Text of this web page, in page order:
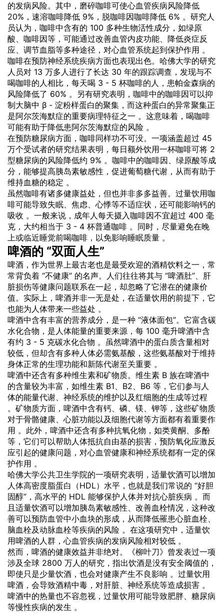
的发病风险。其中，磨碎咖啡可使心血管疾病风险降低
20%，速溶咖啡降低 9%，脱咖啡因咖啡降低 6% 。研究人
员认为，咖啡中含有的 100 多种生物活性成分，如绿原
酸、咖啡因等，可能通过改善血管内皮功能、降低炎症反
应、调节血脂等多种途径，对心血管系统起到保护作用 。
咖啡在预防神经系统疾病方面也表现出色。哈佛大学的研究
人员对 13 万多人进行了长达 30 年的跟踪调查，发现与不
喝咖啡的人相比，每天喝 3 - 5 杯咖啡的人，患帕金森病的
风险降低了 60% 。另有研究表明，咖啡中的咖啡因可以抑
制大脑中 β - 淀粉样蛋白的聚集，而这种蛋白的异常聚集正
是阿尔茨海默症的重要病理特征之一 。这意味着，喝咖啡
可能有助于降低患阿尔茨海默症的风险 。
在预防糖尿病方面，咖啡同样功不可没。一项涵盖超过 45
万个受试者的研究结果表明，每日额外饮用一杯咖啡可将 2
型糖尿病的风险降低约 9% 。咖啡中的咖啡因、绿原酸等成
分，能够提高胰岛素敏感性，促进葡萄糖代谢，从而有助于
维持血糖的稳定 。
虽然咖啡有诸多健康益处，但也并非多多益善。过量饮用咖
啡可能导致失眠、焦虑、心悸等不适症状，还可能影响钙的
吸收 。一般来说，成年人每天摄入咖啡因不宜超过 400 毫
克，大约相当于 3 - 4 杯普通咖啡 。同时，尽量避免在晚
上或临近睡觉前喝咖啡，以免影响睡眠质量 。
啤酒的 “双面人生”
啤酒，作为世界上最古老也是最受欢迎的酒精饮料之一，常
常背负着 “不健康” 的名声。人们往往将其与 “啤酒肚”、肝
脏损伤等健康问题联系在一起，却忽略了它潜在的健康价
值。实际上，啤酒并非一无是处，在适量饮用的前提下，它
也能为人体带来一些益处 。
啤酒中含有丰富的营养成分，是一种 “液体面包”。它富含碳
水化合物，是人体能量的重要来源，每 100 毫升啤酒中含
有约 3 - 5 克碳水化合物 。虽然啤酒中的蛋白质含量相对
较低，但却含有多种人体必需氨基酸，这些氨基酸对于维持
身体正常的生理功能和新陈代谢至关重要 。
啤酒中还含有多种维生素和矿物质。维生素 B 族在啤酒中
的含量较为丰富，如维生素 B1、B2、B6 等，它们参与人
体的能量代谢、神经系统的维护以及红细胞的生成等过程
。矿物质方面，啤酒中含有钙、磷、镁、钾等，这些矿物质
对于骨骼健康、心脏功能以及细胞代谢等方面都有着重要作
用 。此外，啤酒中还含有多种抗氧化物，如类黄酮、多酚
等，它们可以帮助人体抵抗自由基的损害，预防氧化应激反
应引起的健康问题，对心血管健康和神经系统都有一定的保
护作用 。
哈佛大学公共卫生学院的一项研究表明，适量饮酒可以增加
人体高密度脂蛋白（HDL）水平，也就是我们常说的 “好胆
固醇”，高水平的 HDL 能够保护人体并对抗心脏疾病 。而
且适量饮酒可以增加胰岛素敏感性、改善血栓情况，这种改
善可以预防血管中小血块的形成，从而降低罹患心脏血栓、
脑血栓及动脉血栓等疾病的风险 。在这项研究中，适量饮
用啤酒的人群，心血管疾病的发病风险相对较低 。
然而，啤酒的健康效益并非绝对。《柳叶刀》曾发表过一项
涉及全球 2800 万人的研究，指出饮酒是没有安全阈值的，
即使只是少量饮酒，也会对健康产生不良影响 。过量饮用
啤酒，会导致酒精中毒，对肝脏、神经系统等造成损害 。
啤酒中的热量也不容忽视，过量饮用可能导致肥胖、糖尿病
等慢性疾病的发生 。